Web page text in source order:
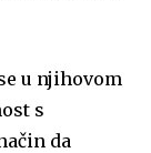
u njihovom
s
da